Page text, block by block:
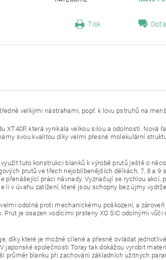
Tisk
velkými nástrahami, popř. k lovu pstruhů na
XT40P, která vynikala velkou silou a odolností. Nová
svou kvalitou díky velmi přesné molekulární
tuto konstrukci blanků k výrobě prutů ještě o
prutů ve třech nejoblíbenějších délkách, 7, 8 a 9
přenášející práci návnady. Vyznačují se rychlou akcí,
v úvahu zatížení, které jsou schopny bez újmy
odolná proti mechanickému poškození, a
je osazen vodícími prsteny XO SiC odolnými vůči
díky které je možné cíleně a přesně ovládat
japonské společnosti Toray tak dokážou vyrobit
blanku při zachování základních užitných